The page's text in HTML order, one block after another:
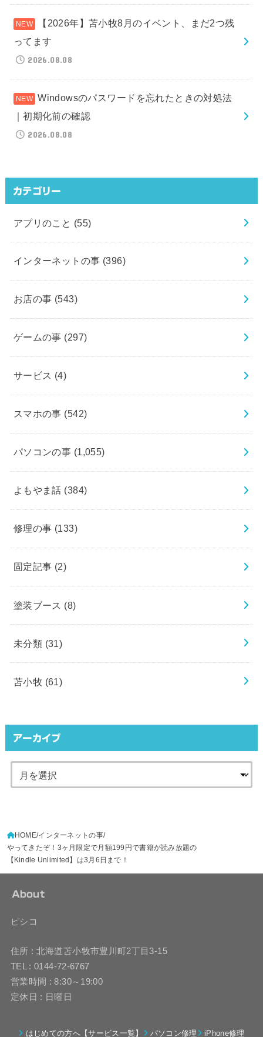
【2026年】苫小牧8月のイベント、まだ2つ残
ってます
2026.08.08
Windowsのパスワードを忘れたときの対処法
｜初期化前の確認
2026.08.08
カテゴリー
アプリのこと (55)
インターネットの事 (396)
お店の事 (543)
ゲームの事 (297)
サービス (4)
スマホの事 (542)
パソコンの事 (1,055)
よもやま話 (384)
修理の事 (133)
固定記事 (2)
塗装ブース (8)
未分類 (31)
苫小牧 (61)
アーカイブ
HOME インターネットの事
やってきたぞ！3ヶ月限定で月額199円で書籍が読み放題の
【Kindle Unlimited】は3月6日まで！
About
ピシコ
住所 : 北海道苫小牧市豊川町2丁目3-15
TEL : 0144-72-6767
営業時間 : 8:30～19:00
定休日 : 日曜日
はじめての方へ【サービス一覧】 パソコン修理 iPhone修理